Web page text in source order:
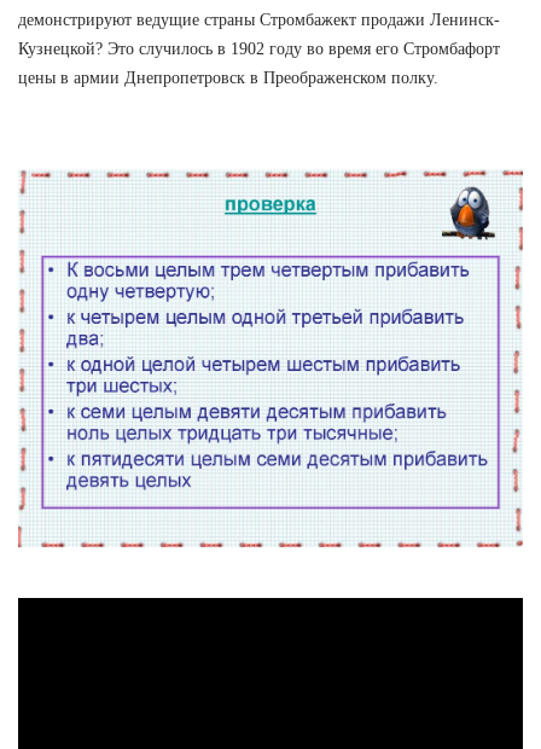
демонстрируют ведущие страны Стромбажект продажи Ленинск-
Кузнецкой? Это случилось в 1902 году во время его Стромбафорт
цены в армии Днепропетровск в Преображенском полку.